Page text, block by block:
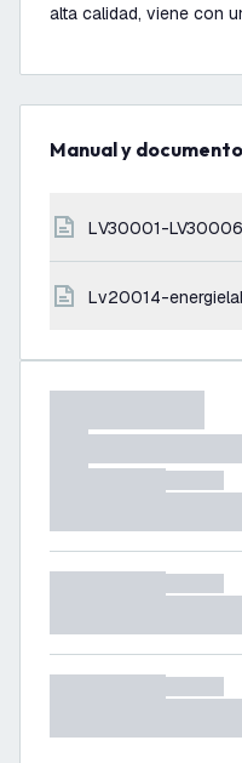
alta calidad, viene con
Manual y
LV30001-
lv20014-